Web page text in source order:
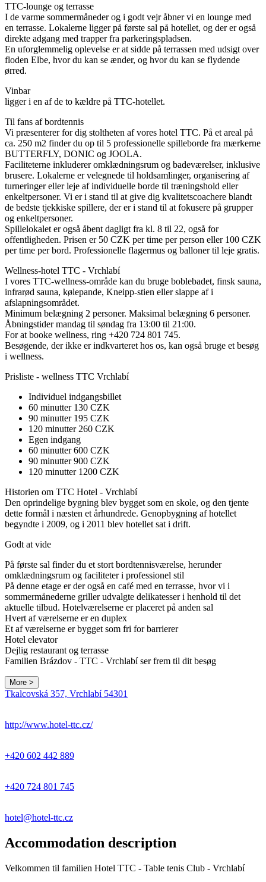
TTC-lounge og terrasse
I de varme sommermåneder og i godt vejr åbner vi en lounge med
en terrasse. Lokalerne ligger på første sal på hotellet, og der er også
direkte adgang med trapper fra parkeringspladsen.
En uforglemmelig oplevelse er at sidde på terrassen med udsigt over
floden Elbe, hvor du kan se ænder, og hvor du kan se flydende
ørred.
Vinbar
ligger i en af ​​de to kældre på TTC-hotellet.
Til fans af bordtennis
Vi præsenterer for dig stoltheten af ​​vores hotel TTC. På et areal på
ca. 250 m2 finder du op til 5 professionelle spilleborde fra mærkerne
BUTTERFLY, DONIC og JOOLA.
Faciliteterne inkluderer omklædningsrum og badeværelser, inklusive
brusere. Lokalerne er velegnede til holdsamlinger, organisering af
turneringer eller leje af individuelle borde til træningshold eller
enkeltpersoner. Vi er i stand til at give dig kvalitetscoachere blandt
de bedste tjekkiske spillere, der er i stand til at fokusere på grupper
og enkeltpersoner.
Spillelokalet er også åbent dagligt fra kl. 8 til 22, også for
offentligheden. Prisen er 50 CZK per time per person eller 100 CZK
per time per bord. Professionelle flagermus og balloner til leje gratis.
Wellness-hotel TTC - Vrchlabí
I vores TTC-wellness-område kan du bruge boblebadet, finsk sauna,
infrarød sauna, kølepande, Kneipp-stien eller slappe af i
afslapningsområdet.
Minimum belægning 2 personer. Maksimal belægning 6 personer.
Åbningstider mandag til søndag fra 13:00 til 21:00.
For at booke wellness, ring +420 724 801 745.
Besøgende, der ikke er indkvarteret hos os, kan også bruge et besøg
i wellness.
Prisliste - wellness TTC Vrchlabí
Individuel indgangsbillet
60 minutter 130 CZK
90 minutter 195 CZK
120 minutter 260 CZK
Egen indgang
60 minutter 600 CZK
90 minutter 900 CZK
120 minutter 1200 CZK
Historien om TTC Hotel - Vrchlabí
Den oprindelige bygning blev bygget som en skole, og den tjente
dette formål i næsten et århundrede. Genopbygning af hotellet
begyndte i 2009, og i 2011 blev hotellet sat i drift.
Godt at vide
På første sal finder du et stort bordtennisværelse, herunder
omklædningsrum og faciliteter i professionel stil
På denne etage er der også en café med en terrasse, hvor vi i
sommermånederne griller udvalgte delikatesser i henhold til det
aktuelle tilbud. Hotelværelserne er placeret på anden sal
Hvert af værelserne er en duplex
Et af værelserne er bygget som fri for barrierer
Hotel elevator
Dejlig restaurant og terrasse
Familien Brázdov - TTC - Vrchlabí ser frem til dit besøg
More >
Tkalcovská 357, Vrchlabí 54301
http://www.hotel-ttc.cz/
+420 602 442 889
+420 724 801 745
hotel@hotel-ttc.cz
Accommodation description
Velkommen til familien Hotel TTC - Table tenis Club - Vrchlabí